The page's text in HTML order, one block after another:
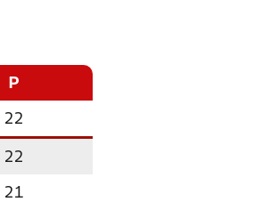
P
22
22
21